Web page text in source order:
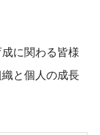
に関わる皆様
と個人の成長